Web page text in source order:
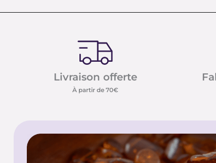
Livraison offerte
À partir de 70€